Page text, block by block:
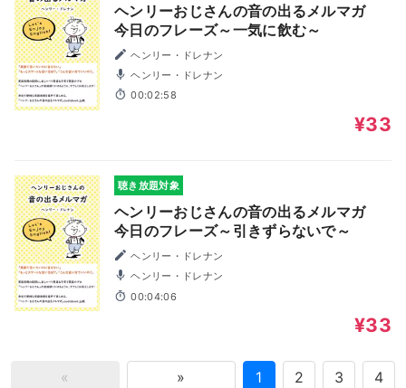
ヘンリーおじさんの音の出るメルマガ
今日のフレーズ～一気に飲む～
ヘンリー・ドレナン
ヘンリー・ドレナン
00:02:58
¥33
聴き放題対象
ヘンリーおじさんの音の出るメルマガ
今日のフレーズ～引きずらないで～
ヘンリー・ドレナン
ヘンリー・ドレナン
00:04:06
¥33
« » 1 2 3 4